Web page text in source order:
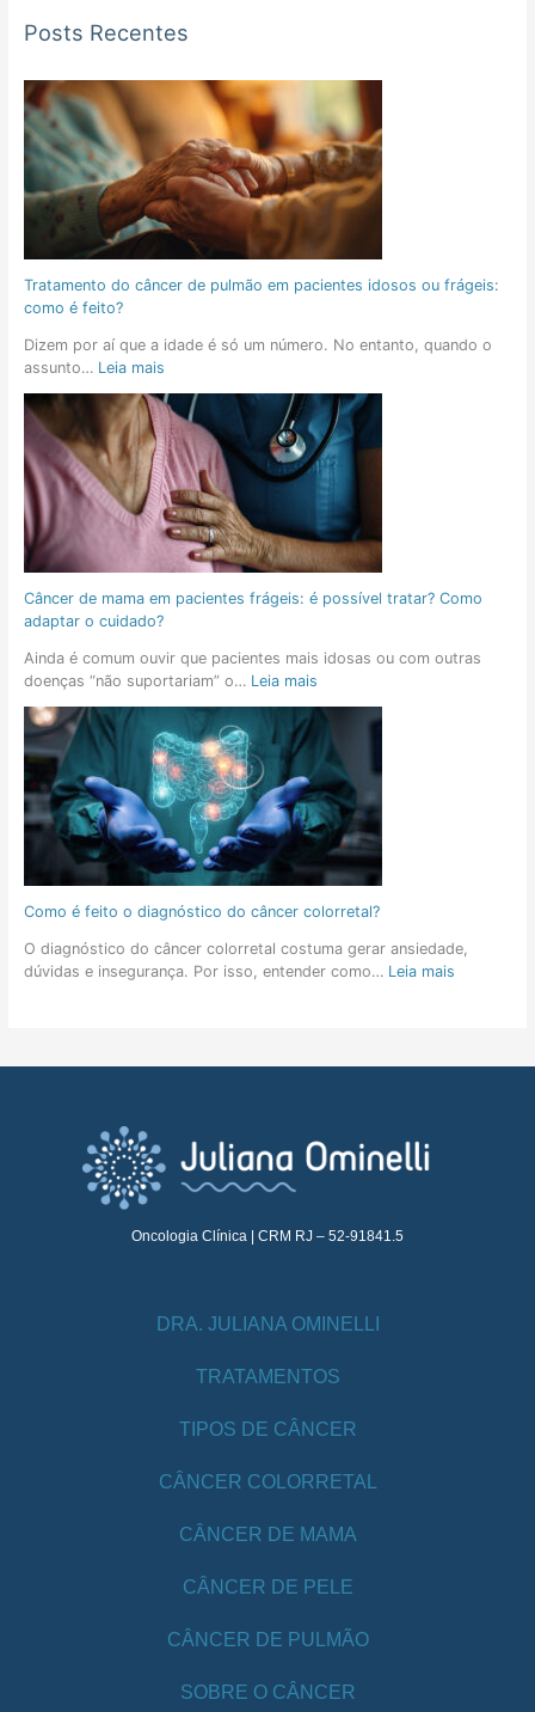
Posts Recentes
Tratamento do câncer de pulmão em pacientes idosos ou frágeis:
como é feito?
Dizem por aí que a idade é só um número. No entanto, quando o
assunto… Leia mais
Câncer de mama em pacientes frágeis: é possível tratar? Como
adaptar o cuidado?
Ainda é comum ouvir que pacientes mais idosas ou com outras
doenças “não suportariam” o… Leia mais
Como é feito o diagnóstico do câncer colorretal?
O diagnóstico do câncer colorretal costuma gerar ansiedade,
dúvidas e insegurança. Por isso, entender como… Leia mais
Oncologia Clínica | CRM RJ – 52-91841.5
DRA. JULIANA OMINELLI
TRATAMENTOS
TIPOS DE CÂNCER
CÂNCER COLORRETAL
CÂNCER DE MAMA
CÂNCER DE PELE
CÂNCER DE PULMÃO
SOBRE O CÂNCER